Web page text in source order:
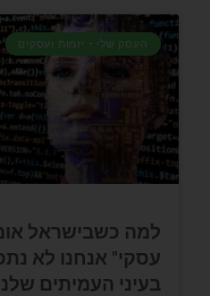
העסק שלי - יזמות ועסקים
למה כשבישראל
עסקי" אנחנו לא
בעיני העמיתים